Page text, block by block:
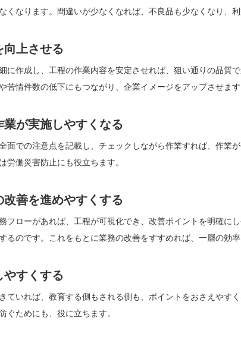
くなります。間違いが少なくなれば、不良品も少なくなり、利
上させる
に作成し、工程の作業内容を安定させれば、狙い通りの品質で
苦情件数の低下にもつながり、企業イメージをアップさせます
が実施しやすくなる
面での注意点を記載し、チェックしながら作業すれば、作業
労働災害防止にも役立ちます。
善を進めやすくする
フローがあれば、工程が可視化でき、改善ポイントを明確に
るのです。これをもとに業務の改善をすすめれば、一層の効率
すくする
ていれば、教育する側もされる側も、ポイントをおさえやす
ぐためにも、役に立ちます。